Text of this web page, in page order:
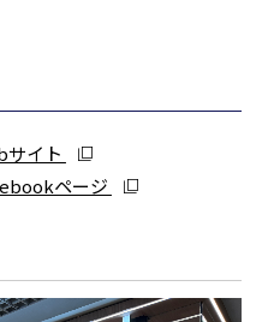
サイト
ページ